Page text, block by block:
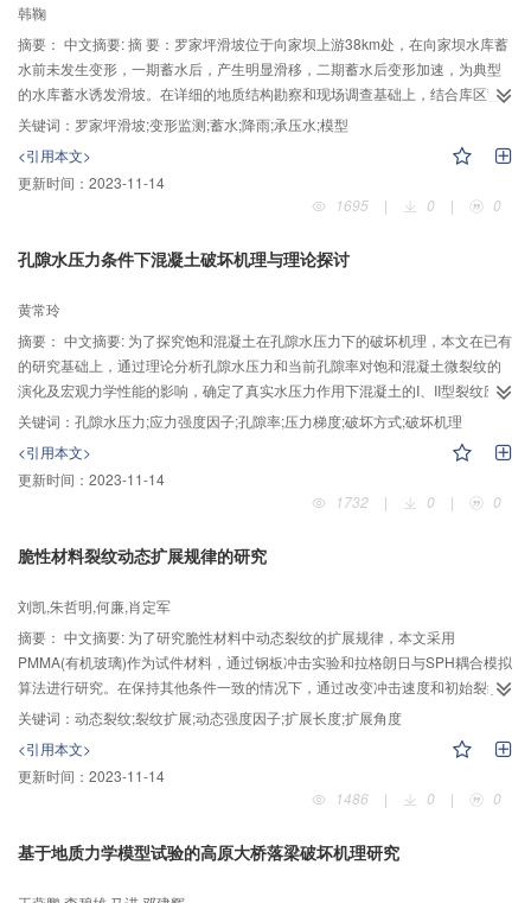
韩鞠
摘要： 中文摘要: 摘 要：罗家坪滑坡位于向家坝上游38km处，在向家坝水库蓄
水前未发生变形，一期蓄水后，产生明显滑移，二期蓄水后变形加速，为典型
的水库蓄水诱发滑坡。在详细的地质结构勘察和现场调查基础上，结合库区蓄
水及降雨情况与滑坡变形监测资料，本文揭示了滑坡滑动带特征，分析了滑坡
体在蓄水后的变形响应。提出了承压水模型，通过承压水模型分析其变形特征
及机理。分析表明：蓄水是滑坡的诱因，降雨是滑坡的动力条件。蓄水后，地
下水位升高，前缘部分滑体及危岩体处于浸润线以下，发生软化及塑性变形，
滑体抗滑力减小，造成滑坡启动。前缘的塑性变形造成危岩体本身的变形协
压水越大，且主要集中在滑体中下部。在承压水与滑坡自重增大的作用下，滑
况对于滑坡的影响。
关键词： 罗家坪滑坡;变形监测;蓄水;降雨;承压水;模型
<引用本文>
更新时间： 2023-11-14
1695
| 0 | 0
孔隙水压力条件下混凝土破坏机理与理论探讨
黄常玲
摘要： 中文摘要: 为了探究饱和混凝土在孔隙水压力下的破坏机理，本文在已有
的研究基础上，通过理论分析孔隙水压力和当前孔隙率对饱和混凝土微裂纹的
演化及宏观力学性能的影响，确定了真实水压力作用下混凝土的I、II型裂纹应力
强度因子；复合型裂纹张拉破坏和剪切破坏的主导条件。并利用“YSL-200”型微
机控制多通道轴压水压联合作用岩石-混凝土流变试验系统,基于饱和混凝土封闭
孔隙水压力Pf和贯通孔隙水压力Pg间的压力梯度,从细观角度解释了混凝土在水
环境下的破坏机理。结果表明：孔隙率的变化和Pf、Pg间的压力梯度都是混凝
土材料细观破坏的重要原因之一；孔隙水压力下混凝土材料大都呈“X”型剪切破
关键词： 孔隙水压力;应力强度因子;孔隙率;压力梯度;破坏方式;破坏机理
<引用本文>
更新时间： 2023-11-14
1732
| 0 | 0
脆性材料裂纹动态扩展规律的研究
刘凯,朱哲明,何廉,肖定军
摘要： 中文摘要: 为了研究脆性材料中动态裂纹的扩展规律，本文采用
PMMA(有机玻璃)作为试件材料，通过钢板冲击实验和拉格朗日与SPH耦合模拟
算法进行研究。在保持其他条件一致的情况下，通过改变冲击速度和初始裂纹
角度进行分组实验，然后完全对应实验的冲击条件和试件状态进行分组模拟，
最后对比分析。得出主要结论有：脆性材料动态裂纹的扩展形态主要是翼型扩
展，还有非翼型的次生裂纹出现，翼型裂纹扩展方向竖直向下，次生裂纹扩展
方向趋于水平；动态裂纹的扩展长度随冲击速度以指数趋势增长；试件中次生
裂纹的出现，很大程度增加了裂纹扩展长度；翼型裂纹的扩展角度随着初始裂
型裂纹的扩展形态等等。
关键词： 动态裂纹;裂纹扩展;动态强度因子;扩展长度;扩展角度
<引用本文>
更新时间： 2023-11-14
1486
| 0 | 0
基于地质力学模型试验的高原大桥落梁破坏机理研究